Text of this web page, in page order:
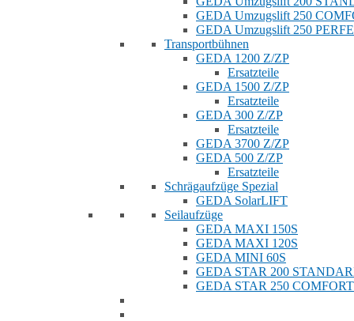
GEDA Umzugslift 250
GEDA Umzugslift 250
Transportbühnen
GEDA 1200 Z/ZP
Ersatzteile
GEDA 1500 Z/ZP
Ersatzteile
GEDA 300 Z/ZP
Ersatzteile
GEDA 3700 Z/ZP
GEDA 500 Z/ZP
Ersatzteile
Schrägaufzüge Spezial
GEDA SolarLIFT
Seilaufzüge
GEDA MAXI 150S
GEDA MAXI 120S
GEDA MINI 60S
GEDA STAR 200
GEDA STAR 250 COMFORT